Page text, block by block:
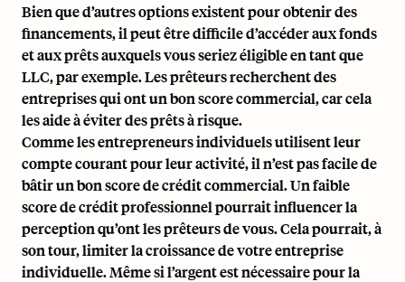
Bien que d’autres options existent pour obtenir des
financements, il peut être difficile d’accéder aux fonds
et aux prêts auxquels vous seriez éligible en tant que
LLC, par exemple. Les prêteurs recherchent des
entreprises qui ont un bon score commercial, car cela
les aide à éviter des prêts à risque.
Comme les entrepreneurs individuels utilisent leur
compte courant pour leur activité, il n’est pas facile de
bâtir un bon score de crédit commercial. Un faible
score de crédit professionnel pourrait influencer la
perception qu’ont les prêteurs de vous. Cela pourrait, à
son tour, limiter la croissance de votre entreprise
individuelle. Même si l’argent est nécessaire pour la